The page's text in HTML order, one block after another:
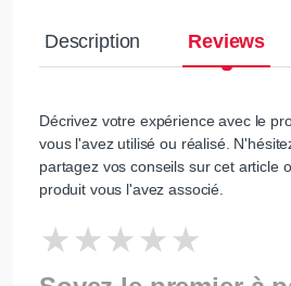
Description Reviews
Décrivez votre expérience avec le
vous l'avez utilisé ou réalisé.
partagez vos conseils sur cet article
produit vous l'avez associé.